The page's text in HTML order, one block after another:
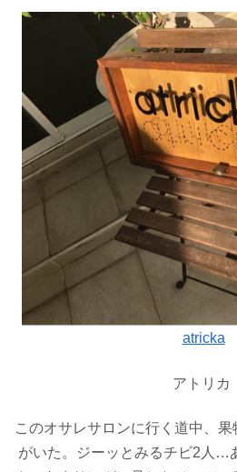
atricka
アトリカ
このオサレサロンに行く道中、
がいた。ジーッとみるチビ2人…